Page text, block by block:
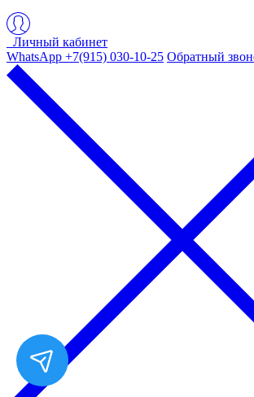
Личный кабинет
WhatsApp +7(915) 030-10-25 Обратный